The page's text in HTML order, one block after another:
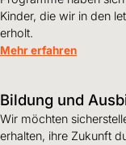
Kinder, die wir in den
erholt.
Mehr erfahren
Bildung und
Wir möchten
erhalten, ihre Zukunft